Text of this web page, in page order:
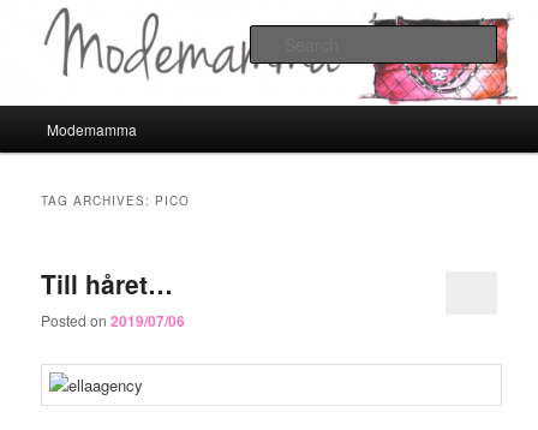
Modemamma
Skip
content
Skip
content
Modemamma
TAG ARCHIVES: PICO
Till håret…
Posted on2019/07/06